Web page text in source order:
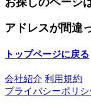
アドレスが間違
トップページに戻る
会社紹介 利用規約
プライバシーポリシ